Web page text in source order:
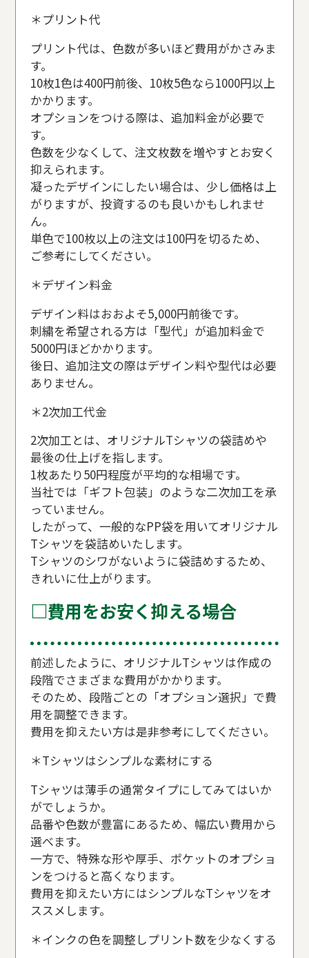
＊プリント代
プリント代は、色数が多いほど費用がかさみま
す。
10枚1色は400円前後、10枚5色なら1000円以上
かかります。
オプションをつける際は、追加料金が必要で
す。
色数を少なくして、注文枚数を増やすとお安く
抑えられます。
凝ったデザインにしたい場合は、少し価格は上
がりますが、投資するのも良いかもしれませ
ん。
単色で100枚以上の注文は100円を切るため、
ご参考にしてください。
＊デザイン料金
デザイン料はおおよそ5,000円前後です。
刺繍を希望される方は「型代」が追加料金で
5000円ほどかかります。
後日、追加注文の際はデザイン料や型代は必要
ありません。
＊2次加工代金
2次加工とは、オリジナルTシャツの袋詰めや
最後の仕上げを指します。
1枚あたり50円程度が平均的な相場です。
当社では「ギフト包装」のような二次加工を承
っていません。
したがって、一般的なPP袋を用いてオリジナル
Tシャツを袋詰めいたします。
Tシャツのシワがないように袋詰めするため、
きれいに仕上がります。
□費用をお安く抑える場合
前述したように、オリジナルTシャツは作成の
段階でさまざまな費用がかかります。
そのため、段階ごとの「オプション選択」で費
用を調整できます。
費用を抑えたい方は是非参考にしてください。
＊Tシャツはシンプルな素材にする
Tシャツは薄手の通常タイプにしてみてはいか
がでしょうか。
品番や色数が豊富にあるため、幅広い費用から
選べます。
一方で、特殊な形や厚手、ポケットのオプショ
ンをつけると高くなります。
費用を抑えたい方にはシンプルなTシャツをオ
ススメします。
＊インクの色を調整しプリント数を少なくする